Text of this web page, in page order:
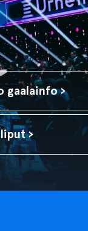
gaalainfo ›
›